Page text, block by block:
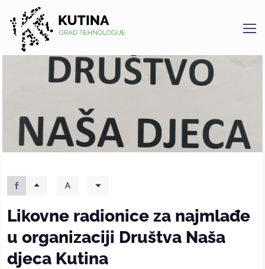
Kutina
Likovne radionice za najmlađe
u organizaciji Društva Naša
djeca Kutina